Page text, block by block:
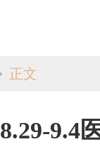
正文
8.29-9.4